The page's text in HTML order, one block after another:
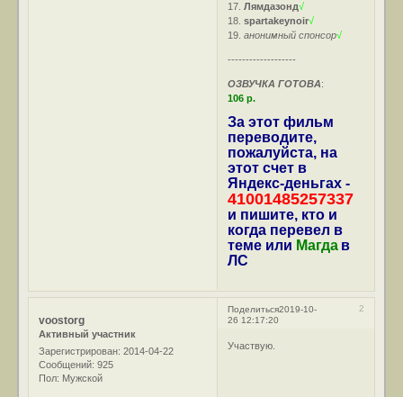
17.Лямдазонд√
18.spartakeynoir√
19.анонимный спонсор√
-------------------
ОЗВУЧКА ГОТОВА:
106 р.
За этот фильм
переводите,
пожалуйста, на
этот счет в
Яндекс-деньгах -
41001485257337
и пишите, кто и
когда перевел в
теме или Магда в
ЛС
Поделиться 2
2019-10-
26 12:17:20
voostorg
Активный участник
Зарегистрирован: 2014-04-22
Сообщений: 925
Пол: Мужской
Участвую.